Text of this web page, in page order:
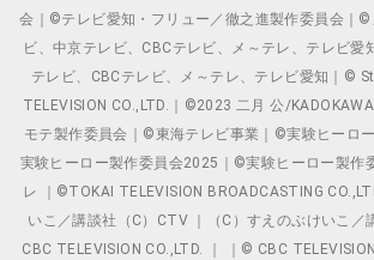
会｜©テレビ愛知・フリュー／徹之進製作委員会｜
ビ、中京テレビ、CBCテレビ、メ～テレ、テレビ愛
テレビ、CBCテレビ、メ～テレ、テレビ愛知｜©
TELEVISION CO.,LTD.｜©2023 二月 公/
モテ製作委員会｜©東海テレビ事業｜©実験ヒーロ
実験ヒーロー製作委員会2025｜©実験ヒーロー製作
レ ｜©TOKAI TELEVISION BROADCASTING
いこ／講談社（C）CTV ｜（C）すえのぶけいこ
CBC TELEVISION CO.,LTD. ｜ ｜© CBC